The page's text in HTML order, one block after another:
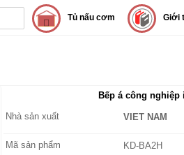
Tủ nấu cơm Giới
Bếp á công nghiệp
Nhà sản xuất
VIET NAM
Mã sản phẩm KD-BA2H